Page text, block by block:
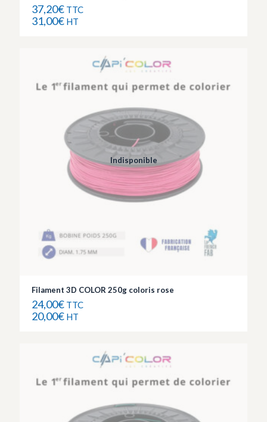
37,20€ TTC
31,00€ HT
Indisponible
Filament 3D COLOR 250g coloris rose
24,00€ TTC
20,00€ HT